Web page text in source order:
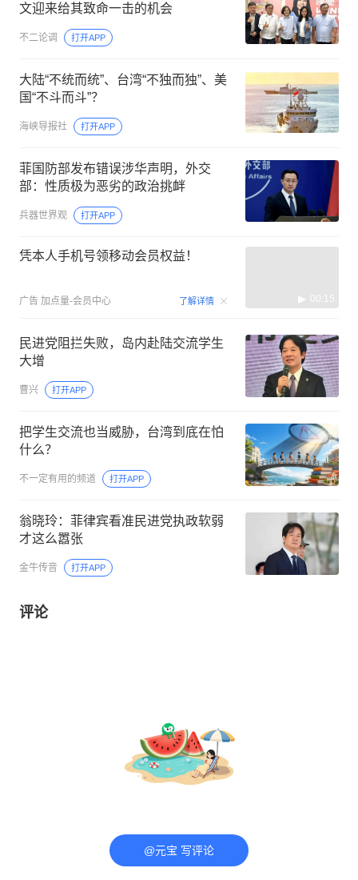
文迎来给其致命一击的机会
不二论调 打开APP
大陆“不统而统”、台湾“不独而独”、美
国“不斗而斗”？
海峡导报社 打开APP
菲国防部发布错误涉华声明，外交
部：性质极为恶劣的政治挑衅
兵器世界观 打开APP
凭本人手机号领移动会员权益！
广告 加点量-会员中心 了解详情 00:15
民进党阻拦失败，岛内赴陆交流学生
大增
曹兴 打开APP
把学生交流也当威胁，台湾到底在怕
什么？
不一定有用的频道 打开APP
翁晓玲：菲律宾看准民进党执政软弱
才这么嚣张
金牛传音 打开APP
评论
@元宝 写评论